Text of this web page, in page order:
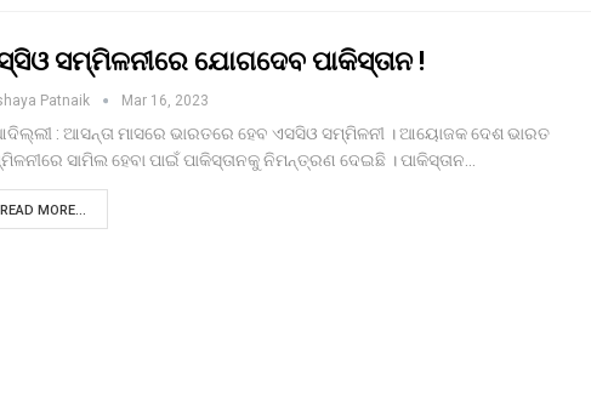
ସମ୍ମିଳନୀରେ ଯୋଗଦେବ ପାକିସ୍ତାନ !
Patnaik Mar 16, 2023
: ଆସନ୍ତା ମାସରେ ଭାରତରେ ହେବ ଏସସିଓ ସମ୍ମିଳନୀ । ଆୟୋଜକ ଦେଶ ଭାରତ
ସାମିଲ ହେବା ପାଇଁ ପାକିସ୍ତାନକୁ ନିମନ୍ତ୍ରଣ ଦେଇଛି । ପାକିସ୍ତାନ…
READ MORE...